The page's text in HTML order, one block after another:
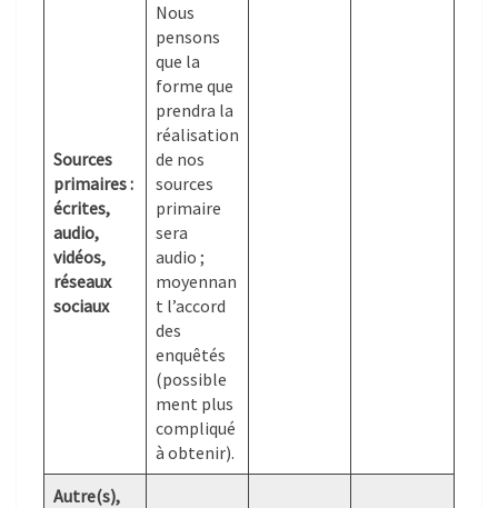
Sources
primaires :
écrites,
audio,
vidéos,
réseaux
sociaux
Nous
pensons
que la
forme que
prendra la
réalisation
de nos
sources
primaire
sera
audio ;
moyennan
t l’accord
des
enquêtés
(possible
ment plus
compliqué
à obtenir).
Autre(s),